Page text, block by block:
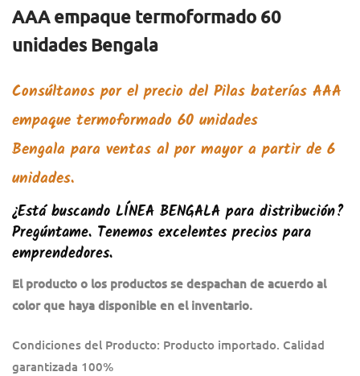
AAA empaque termoformado 60
unidades Bengala
Consúltanos por el precio del Pilas baterías AAA
empaque termoformado 60 unidades
Bengala para ventas al por mayor a partir de 6
unidades.
¿Está buscando LÍNEA BENGALA para distribución?
Pregúntame. Tenemos excelentes precios para
emprendedores.
El producto o los productos se despachan de acuerdo al
color que haya disponible en el inventario.
Condiciones del Producto: Producto importado. Calidad
garantizada 100%